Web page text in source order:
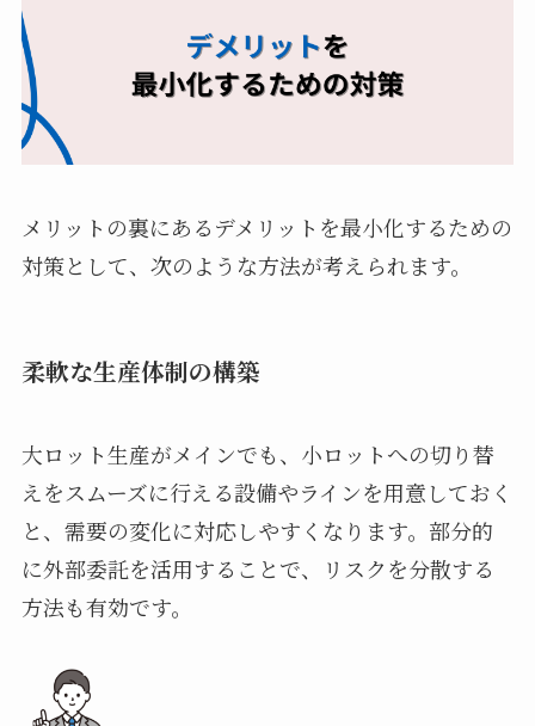
メリットの裏にあるデメリットを最小化するための
対策として、次のような方法が考えられます。
柔軟な生産体制の構築
大ロット生産がメインでも、小ロットへの切り替
えをスムーズに行える設備やラインを用意しておく
と、需要の変化に対応しやすくなります。部分的
に外部委託を活用することで、リスクを分散する
方法も有効です。